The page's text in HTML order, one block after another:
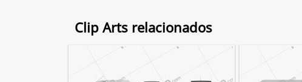
Clip Arts relacionados